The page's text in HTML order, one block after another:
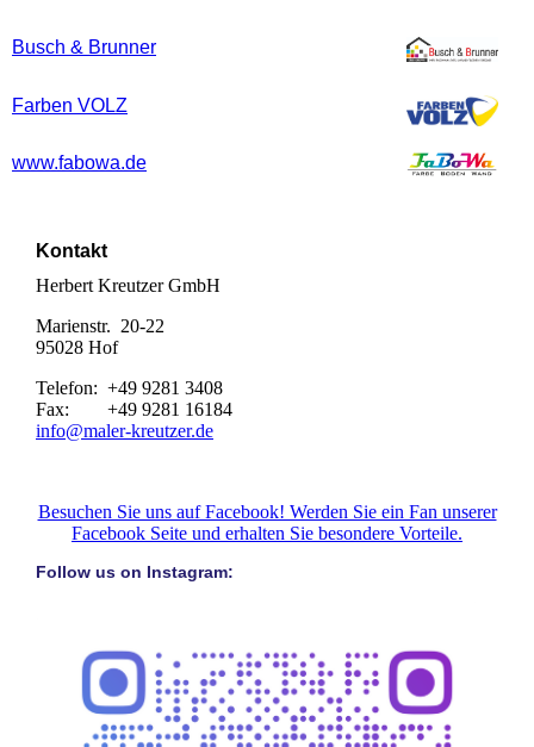
Busch & Brunner
Farben VOLZ
www.fabowa.de
Kontakt
Herbert Kreutzer GmbH
Marienstr. 20-22
95028 Hof
Telefon: +49 9281 3408
Fax: +49 9281 16184
info@maler-kreutzer.de
Besuchen Sie uns auf Facebook! Werden Sie ein Fan unserer
Facebook Seite und erhalten Sie besondere Vorteile.
Follow us on Instagram: